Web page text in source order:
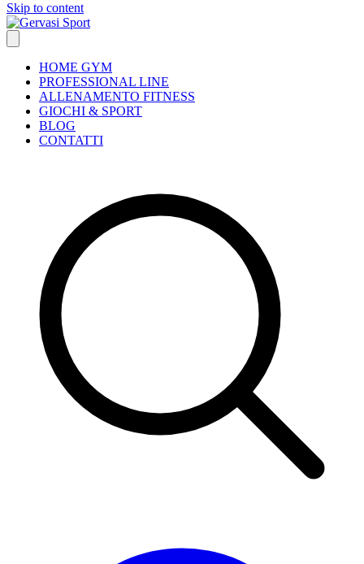
Skip to content
HOME GYM
PROFESSIONAL LINE
ALLENAMENTO FITNESS
GIOCHI & SPORT
BLOG
CONTATTI